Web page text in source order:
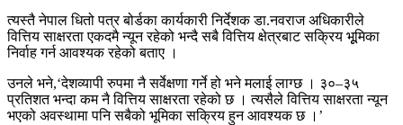
त्यस्तै नेपाल धितो पत्र बोर्डका कार्यकारी निर्देशक डा.नवराज अधिकारीले
वित्तिय साक्षरता एकदमै न्यून रहेको भन्दै सबै वित्तिय क्षेत्रबाट सक्रिय भूूमिका
निर्वाह गर्न आवश्यक रहेको बताए ।
उनले भने,‘देशव्यापी रुपमा नै सर्वेक्षणा गर्ने हो भने मलाई लाग्छ । ३०–३५
प्रतिशत भन्दा कम नै वित्तिय साक्षरता रहेको छ । त्यसैले वित्तिय साक्षरता न्यून
भएको अवस्थामा पनि सबैको भूमिका सक्रिय हुन आवश्यक छ ।’